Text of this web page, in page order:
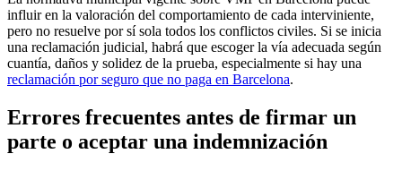
influir en la valoración del comportamiento de cada interviniente,
pero no resuelve por sí sola todos los conflictos civiles. Si se inicia
una reclamación judicial, habrá que escoger la vía adecuada según
cuantía, daños y solidez de la prueba, especialmente si hay una
reclamación por seguro que no paga en Barcelona.
Errores frecuentes antes de firmar un
parte o aceptar una indemnización